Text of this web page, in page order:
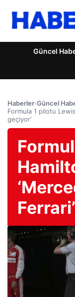
Güncel
Haberler›Güncel
Formula 1 pilotu
geçiyor’